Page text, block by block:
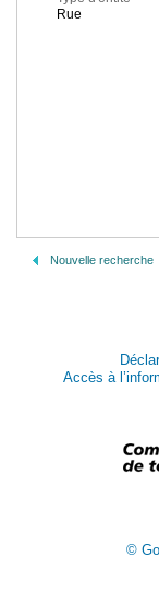
Rue
Nouvelle recherche
Accès à
©